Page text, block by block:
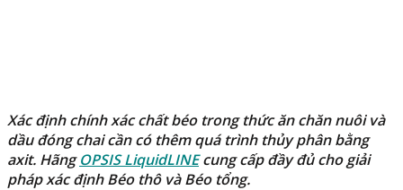
Xác định chính xác chất béo trong thức ăn chăn nuôi và
dầu đóng chai cần có thêm quá trình thủy phân bằng
axit. HãngOPSIS LiquidLINEcung cấp đầy đủ cho giải
pháp xác địnhBéo thôvàBéo tổng.